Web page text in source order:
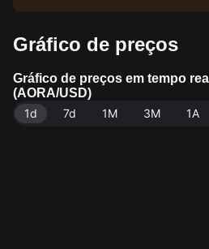
Gráfico de preços
Gráfico de preços em tempo
(AORA/USD)
1d
7d 1M 3M 1A